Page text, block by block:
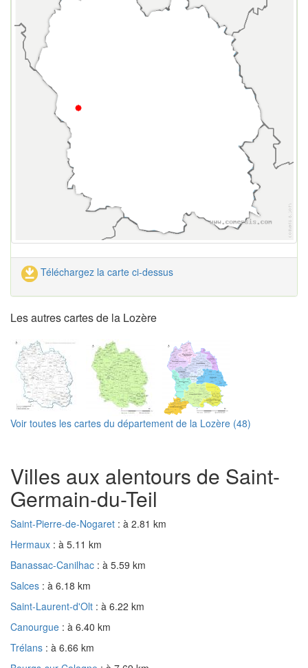
Téléchargez la carte ci-dessus
Les autres cartes de la Lozère
Voir toutes les cartes du département de la Lozère (48)
Villes aux alentours de Saint-
Germain-du-Teil
Saint-Pierre-de-Nogaret : à 2.81 km
Hermaux : à 5.11 km
Banassac-Canilhac : à 5.59 km
Salces : à 6.18 km
Saint-Laurent-d'Olt : à 6.22 km
Canourgue : à 6.40 km
Trélans : à 6.66 km